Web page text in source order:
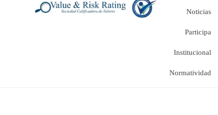
Noticias
Participa
Institucional
Normatividad